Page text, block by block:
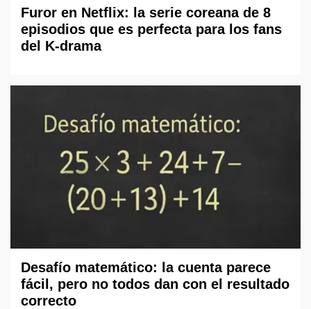
Furor en Netflix: la serie coreana de 8
episodios que es perfecta para los fans
del K-drama
Desafío matemático: la cuenta parece
fácil, pero no todos dan con el resultado
correcto